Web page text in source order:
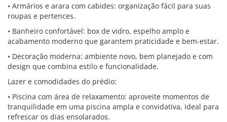
• Armários e arara com cabides: organização fácil para suas
roupas e pertences.
• Banheiro confortável: box de vidro, espelho amplo e
acabamento moderno que garantem praticidade e bem-estar.
• Decoração moderna: ambiente novo, bem planejado e com
design que combina estilo e funcionalidade.
Lazer e comodidades do prédio:
• Piscina com área de relaxamento: aproveite momentos de
tranquilidade em uma piscina ampla e convidativa, ideal para
refrescar os dias ensolarados.